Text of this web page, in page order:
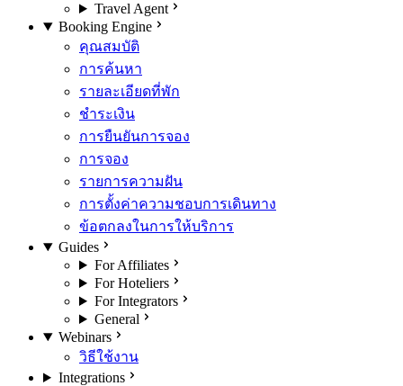
Travel Agent
Booking Engine
คุณสมบัติ
การค้นหา
รายละเอียดที่พัก
ชำระเงิน
การยืนยันการจอง
การจอง
รายการความฝัน
การตั้งค่าความชอบการเดินทาง
ข้อตกลงในการให้บริการ
Guides
For Affiliates
For Hoteliers
For Integrators
General
Webinars
วิธีใช้งาน
Integrations